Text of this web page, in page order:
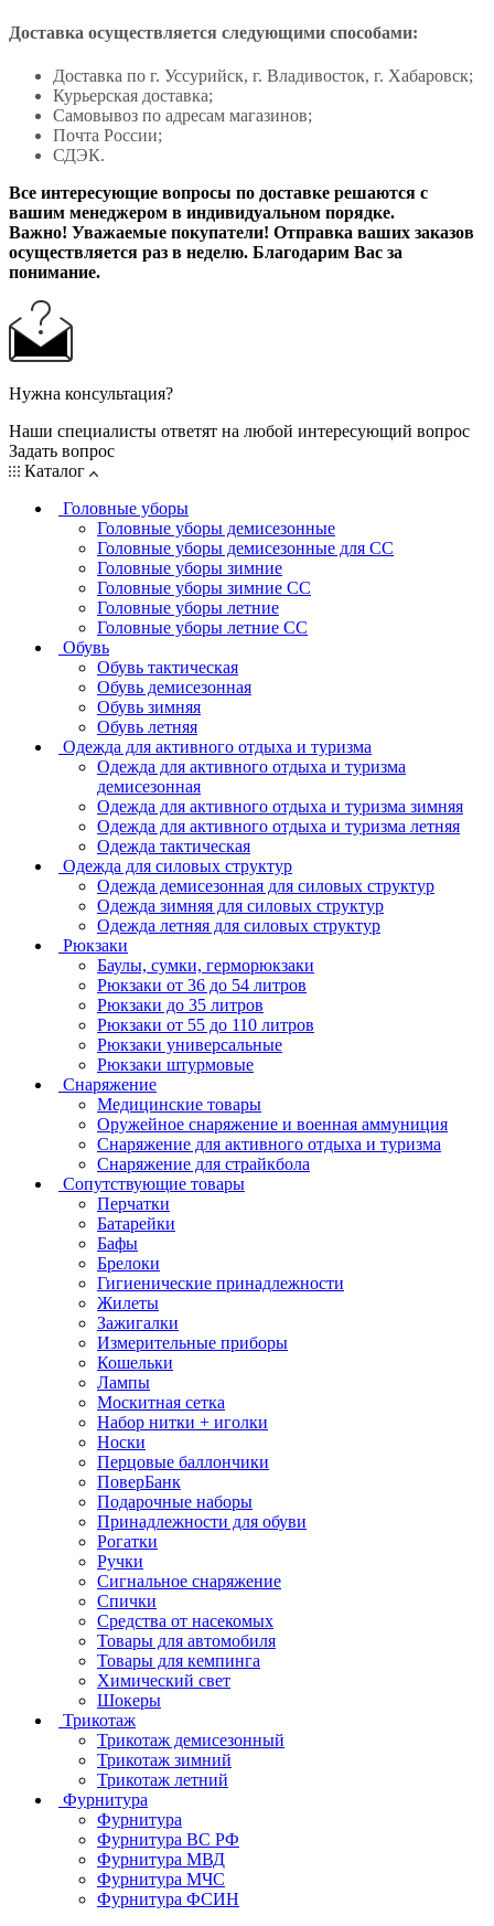
Доставка осуществляется следующими способами:
Доставка по г. Уссурийск, г. Владивосток, г. Хабаровск;
Курьерская доставка;
Самовывоз по адресам магазинов;
Почта России;
СДЭК.
Все интересующие вопросы по доставке решаются с
вашим менеджером в индивидуальном порядке.
Важно! Уважаемые покупатели! Отправка ваших заказов
осуществляется раз в неделю. Благодарим Вас за
понимание.
Нужна консультация?
Наши специалисты ответят на любой интересующий вопрос
Задать вопрос
Каталог
Головные уборы
Головные уборы демисезонные
Головные уборы демисезонные для СС
Головные уборы зимние
Головные уборы зимние СС
Головные уборы летние
Головные уборы летние СС
Обувь
Обувь тактическая
Обувь демисезонная
Обувь зимняя
Обувь летняя
Одежда для активного отдыха и туризма
Одежда для активного отдыха и туризма
демисезонная
Одежда для активного отдыха и туризма зимняя
Одежда для активного отдыха и туризма летняя
Одежда тактическая
Одежда для силовых структур
Одежда демисезонная для силовых структур
Одежда зимняя для силовых структур
Одежда летняя для силовых структур
Рюкзаки
Баулы, сумки, герморюкзаки
Рюкзаки от 36 до 54 литров
Рюкзаки до 35 литров
Рюкзаки от 55 до 110 литров
Рюкзаки универсальные
Рюкзаки штурмовые
Снаряжение
Медицинские товары
Оружейное снаряжение и военная аммуниция
Снаряжение для активного отдыха и туризма
Снаряжение для страйкбола
Сопутствующие товары
Перчатки
Батарейки
Бафы
Брелоки
Гигиенические принадлежности
Жилеты
Зажигалки
Измерительные приборы
Кошельки
Лампы
Москитная сетка
Набор нитки + иголки
Носки
Перцовые баллончики
ПоверБанк
Подарочные наборы
Принадлежности для обуви
Рогатки
Ручки
Сигнальное снаряжение
Спички
Средства от насекомых
Товары для автомобиля
Товары для кемпинга
Химический свет
Шокеры
Трикотаж
Трикотаж демисезонный
Трикотаж зимний
Трикотаж летний
Фурнитура
Фурнитура
Фурнитура ВС РФ
Фурнитура МВД
Фурнитура МЧС
Фурнитура ФСИН